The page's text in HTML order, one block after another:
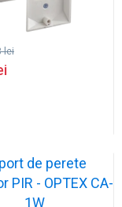
lei
de perete
PIR - OPTEX CA-
1W